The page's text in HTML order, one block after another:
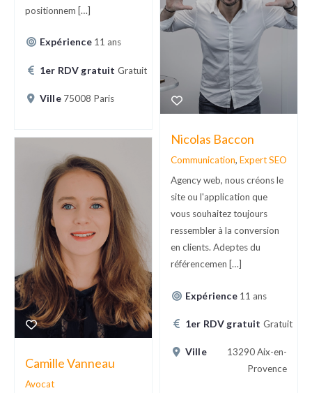
positionnem […]
Expérience 11 ans
1er RDV gratuit Gratuit
Ville 75008 Paris
Camille Vanneau
Avocat
Nicolas Baccon
Communication, Expert SEO
Agency web, nous créons le
site ou l'application que
vous souhaitez toujours
ressembler à la conversion
en clients. Adeptes du
référencemen […]
Expérience 11 ans
1er RDV gratuit Gratuit
Ville
13290 Aix-en-
Provence